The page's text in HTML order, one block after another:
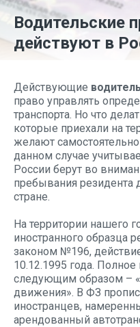
Водительские
действуют в
Действующие
право управлять
транспорта. Но что
которые приехали на
желают
данном случае
России берут во
пребывания резидента
стране.
На территории нашего
иностранного образца
законом №196,
10.12.1995 года. Полное
следующим образом –
движения». В ФЗ
иностранцев,
арендованный